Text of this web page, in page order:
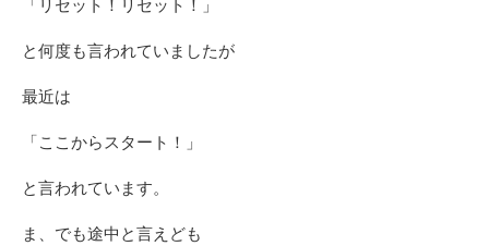
「リセット！リセット！」
と何度も言われていましたが
最近は
「ここからスタート！」
と言われています。
ま、でも途中と言えども